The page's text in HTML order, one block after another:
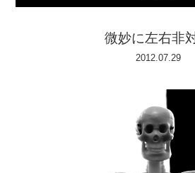
微妙に左右非
2012.07.29